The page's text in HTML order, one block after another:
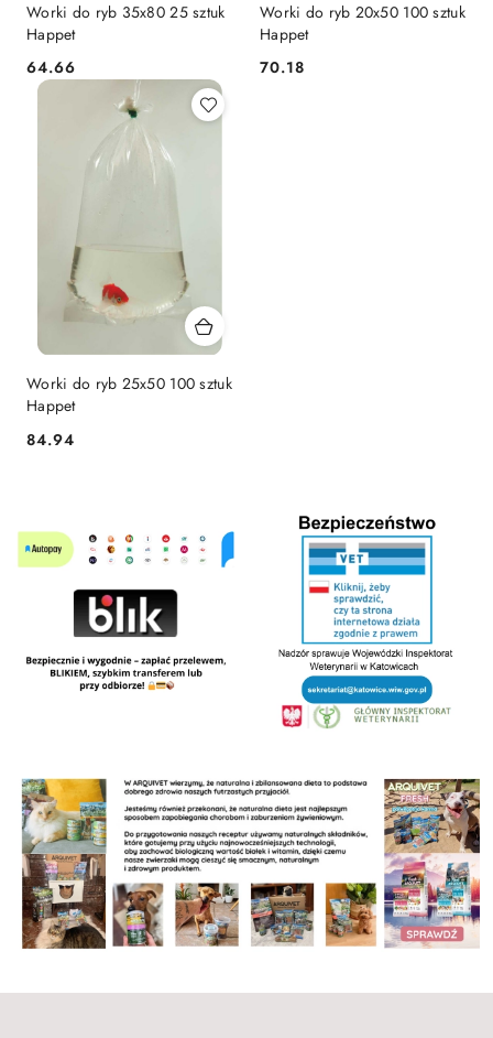
Worki do ryb 35x80 25 sztuk
Happet
Cena:
64.66
Worki do ryb 20x50 100 sztuk
Happet
Cena:
70.18
Worki do ryb 25x50 100 sztuk
Happet
Cena:
84.94